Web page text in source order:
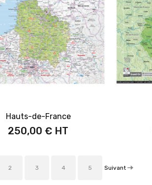
Hauts-de-France
250,00 €
2 3 4 5 Suivant